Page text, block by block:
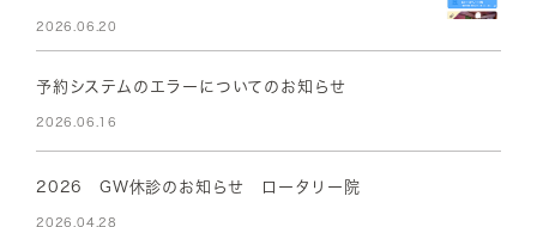
2026.06.20
予約システムのエラーについてのお知らせ
2026.06.16
2026 GW休診のお知らせ ロータリー院
2026.04.28